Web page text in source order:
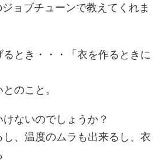
ョブチューンで教えてくれま
とき・・・
「衣を作るときに
のこと。
ないのでしょうか？
、温度のムラも出来るし、衣